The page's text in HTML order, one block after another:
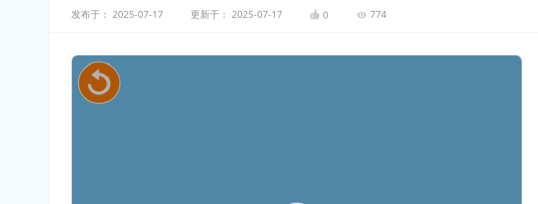
发布于： 2025-07-17 更新于： 2025-07-17 0 774